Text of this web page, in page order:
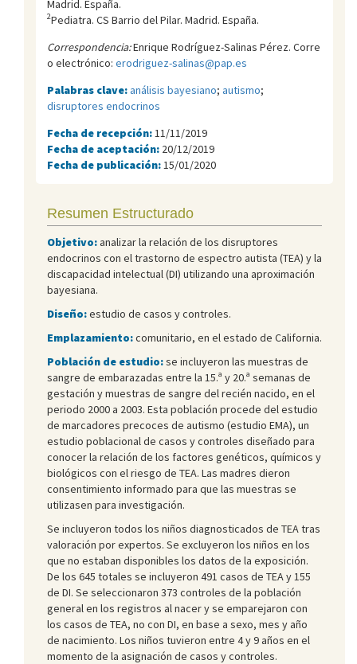
Madrid. España.
2Pediatra. CS Barrio del Pilar. Madrid. España.
Correspondencia:Enrique Rodríguez-Salinas Pérez. Corre
o electrónico: erodriguez-salinas@pap.es
Palabras clave:análisis bayesiano; autismo;
disruptores endocrinos
Fecha de recepción: 11/11/2019
Fecha de aceptación: 20/12/2019
Fecha de publicación: 15/01/2020
Resumen Estructurado
Objetivo:analizar la relación de los disruptores
endocrinos con el trastorno de espectro autista (TEA) y la
discapacidad intelectual (DI) utilizando una aproximación
bayesiana.
Diseño:estudio de casos y controles.
Emplazamiento:comunitario, en el estado de California.
Población de estudio:se incluyeron las muestras de
sangre de embarazadas entre la 15.ª y 20.ª semanas de
gestación y muestras de sangre del recién nacido, en el
periodo 2000 a 2003. Esta población procede del estudio
de marcadores precoces de autismo (estudio EMA), un
estudio poblacional de casos y controles diseñado para
conocer la relación de los factores genéticos, químicos y
biológicos con el riesgo de TEA. Las madres dieron
consentimiento informado para que las muestras se
utilizasen para investigación.
Se incluyeron todos los niños diagnosticados de TEA tras
valoración por expertos. Se excluyeron los niños en los
que no estaban disponibles los datos de la exposición.
De los 645 totales se incluyeron 491 casos de TEA y 155
de DI. Se seleccionaron 373 controles de la población
general en los registros al nacer y se emparejaron con
los casos de TEA, no con DI, en base a sexo, mes y año
de nacimiento. Los niños tuvieron entre 4 y 9 años en el
momento de la asignación de casos y controles.